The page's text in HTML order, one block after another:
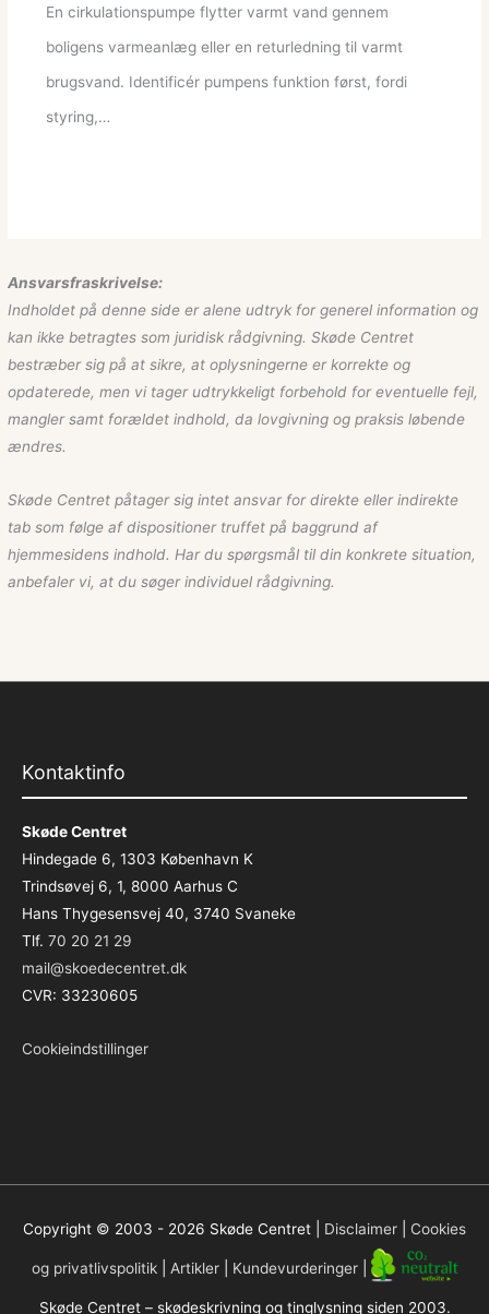
En cirkulationspumpe flytter varmt vand gennem
boligens varmeanlæg eller en returledning til varmt
brugsvand. Identificér pumpens funktion først, fordi
styring,…
Ansvarsfraskrivelse:
Indholdet på denne side er alene udtryk for generel information og
kan ikke betragtes som juridisk rådgivning. Skøde Centret
bestræber sig på at sikre, at oplysningerne er korrekte og
opdaterede, men vi tager udtrykkeligt forbehold for eventuelle fejl,
mangler samt forældet indhold, da lovgivning og praksis løbende
ændres.
Skøde Centret påtager sig intet ansvar for direkte eller indirekte
tab som følge af dispositioner truffet på baggrund af
hjemmesidens indhold. Har du spørgsmål til din konkrete situation,
anbefaler vi, at du søger individuel rådgivning.
Kontaktinfo
Skøde Centret
Hindegade 6, 1303 København K
Trindsøvej 6, 1, 8000 Aarhus C
Hans Thygesensvej 40, 3740 Svaneke
Tlf. 70 20 21 29
mail@skoedecentret.dk
CVR: 33230605
Cookieindstillinger
Copyright © 2003 - 2026 Skøde Centret Disclaimer Cookies
og privatlivspolitik| Artikler| Kundevurderinger|
Skøde Centret – skødeskrivning og tinglysning siden 2003.